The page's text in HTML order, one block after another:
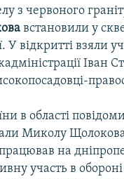
з червоного
встановили у
У відкритті взяли
Іван
в області
Миколу
на
участь в обороні